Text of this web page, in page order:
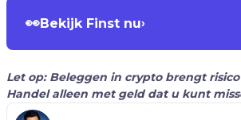
👀Bekijk Finst nu›
Let op: Beleggen in crypto brengt
Handel alleen met geld dat u kunt